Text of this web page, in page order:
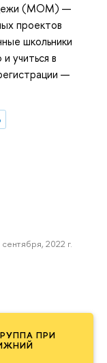
ПРИ
(МОМ) —
проектов
школьники
учиться в
—
сентября, 2022 г.